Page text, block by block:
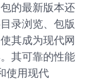
的最新版本还
录浏览、包版
其成为现代网
其可靠的性能
使用现代